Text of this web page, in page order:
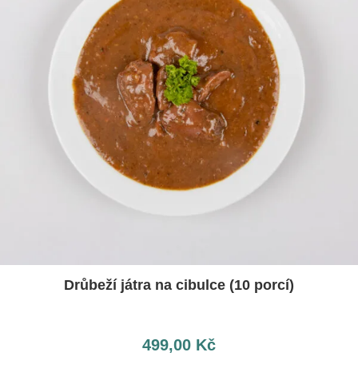
Drůbeží játra na cibulce (10 porcí)
499,00 Kč